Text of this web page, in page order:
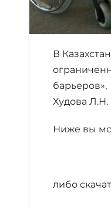
В
Худова Л.Н.
Ниже вы
либо